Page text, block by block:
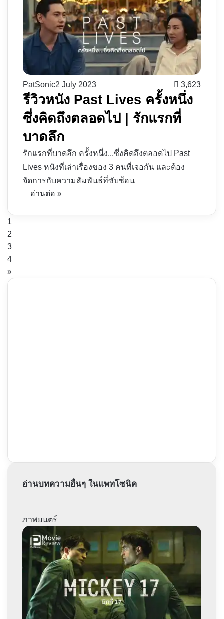
PatSonic2 July 2023 3,623
รีวิวหนัง Past Lives ครั้งหนึ่ง
ซึ่งคิดถึงตลอดไป | รักแรกที่
บาดลึก
รักแรกที่บาดลึก ครั้งหนึ่ง...ซึ่งคิดถึงตลอดไป Past
Lives หนังที่เล่าเรื่องของ 3 คนที่เจอกัน และต้อง
จัดการกับความสัมพันธ์ที่ซับซ้อน
อ่านต่อ »
1
2
3
4
»
อ่านบทความอื่นๆ ในแพทโซนิค
ภาพยนตร์